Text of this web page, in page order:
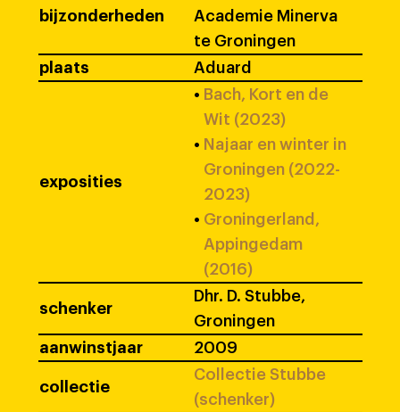
bijzonderheden
Academie Minerva
te Groningen
plaats
Aduard
exposities
• Bach, Kort en de
Wit (2023)
• Najaar en winter in
Groningen (2022-
2023)
• Groningerland,
Appingedam
(2016)
schenker
Dhr. D. Stubbe,
Groningen
aanwinstjaar
2009
collectie
Collectie Stubbe
(schenker)